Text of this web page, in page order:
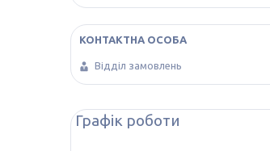
Відділ замовлень
Графік роботи